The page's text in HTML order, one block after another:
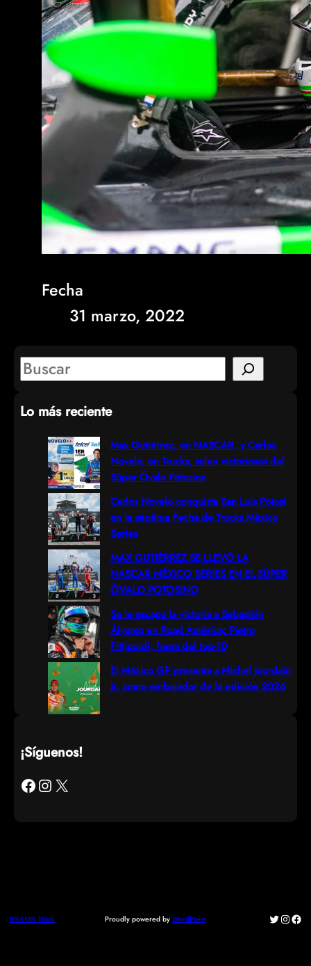
Fecha
31 marzo, 2022
S
a
Lo más reciente
Max Gutiérrez, en NASCAR, y Carlos
Novelo, en Trucks, salen victoriosos del
Súper Óvalo Potosino
Carlos Novelo conquista San Luis Potosí
en la séptima Fecha de Trucks México
Series
MAX GUTIÉRREZ SE LLEVÓ LA
NASCAR MÉXICO SERIES EN EL SÚPER
ÓVALO POTOSINO
Se le escapa la victoria a Sebastián
Álvarez en Road América; Pietro
Fittipaldi, fuera del top-10
El México GP presenta a Michel Jourdain
Jr. como embajador de la edición 2026
¡Síguenos!
Facebook Instagram X
DNA ON Track Proudly powered by WordPress Twitter